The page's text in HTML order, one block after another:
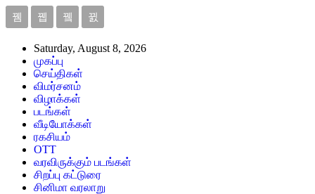
Saturday, August 8, 2026
முகப்பு
செய்திகள்
விமர்சனம்
விழாக்கள்
படங்கள்
வீடியோக்கள்
ரகசியம்
OTT
வரவிருக்கும் படங்கள்
சிறப்பு கட்டுரை
சினிமா வரலாறு